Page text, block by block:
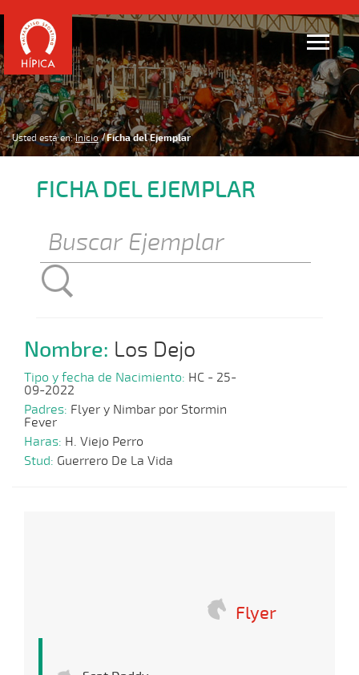
Usted está en: Inicio Ficha del Ejemplar
FICHA DEL EJEMPLAR
Nombre: Los Dejo
Tipo y fecha de Nacimiento: HC - 25-
09-2022
Padres: Flyer y Nimbar por Stormin
Fever
Haras: H. Viejo Perro
Stud: Guerrero De La Vida
Flyer